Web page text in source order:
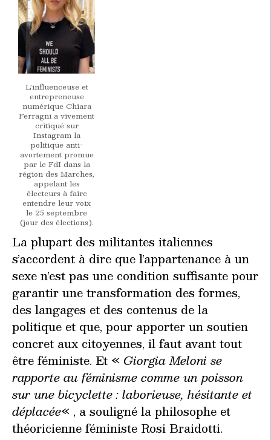
L’influenceuse et
entrepreneuse
numérique Chiara
Ferragni a vivement
critiqué sur
Instagram la
politique anti-
avortement promue
par le FdI dans la
région des Marches,
appelant les
électeurs à faire
entendre leur voix
le 25 septembre
(jour des élections).
La plupart des militantes italiennes
s’accordent à dire que l’appartenance à un
sexe n’est pas une condition suffisante pour
garantir une transformation des formes,
des langages et des contenus de la
politique et que, pour apporter un soutien
concret aux citoyennes, il faut avant tout
être féministe. Et «Giorgia Meloni se
rapporte au féminisme comme un poisson
sur une bicyclette : laborieuse, hésitante et
déplacée« , a souligné la philosophe et
théoricienne féministe Rosi Braidotti.